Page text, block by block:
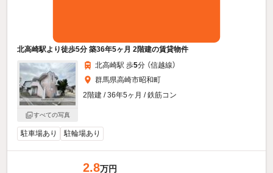
北高崎駅より徒歩5分 築36年5ヶ月 2階建の賃貸物件
すべての写真
北高崎駅 歩5分 （信越線）
群馬県高崎市昭和町
2階建 / 36年5ヶ月 / 鉄筋コン
駐車場あり 駐輪場あり
2.8万円